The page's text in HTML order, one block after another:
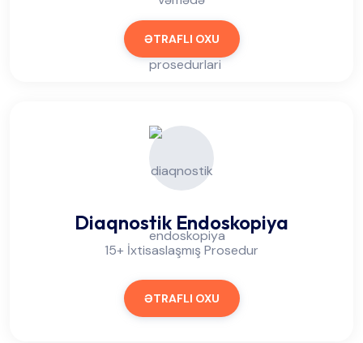
ƏTRAFLI OXU
Diaqnostik Endoskopiya
15+ İxtisaslaşmış Prosedur
ƏTRAFLI OXU